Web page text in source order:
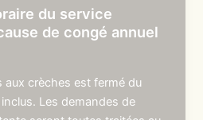
du service
de congé annuel
aux crèches est fermé du
Les demandes de